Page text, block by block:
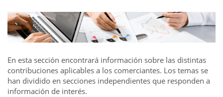
En esta sección encontrará información sobre las distintas
contribuciones aplicables a los comerciantes. Los temas se
han dividido en secciones independientes que responden a
información de interés.